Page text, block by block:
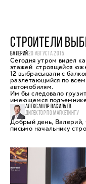
СТРОИТЕЛИ
ВАЛЕРИЙ20 АВГУСТА 2015
Сегодня утром видел
этажей строящейся
12 выбрасывали с
разлетающийся по
автомобилям.
Им бы следовало
имеющемся
АЛЕКСАНДР ВАСИЛЬЕВ
ДИРЕКТОР ПО МАРКЕТИНГУ
Добрый день, Валерий,
письмо начальнику